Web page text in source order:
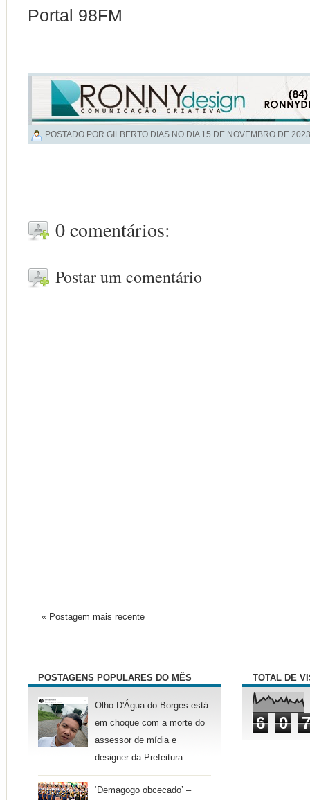
Portal 98FM
POSTADO POR GILBERTO DIAS NO DIA 15 DE NOVEMBRO DE 2023
0 comentários:
Postar um comentário
« Postagem mais recente
POSTAGENS POPULARES DO MÊS
Olho D'Água do Borges está
em choque com a morte do
assessor de mídia e
designer da Prefeitura
‘Demagogo obcecado’ –
TOTAL DE
6 0 7